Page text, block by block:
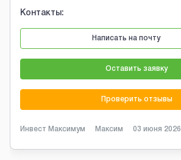
Контакты:
Написать на почту
Оставить заявку
Проверить отзывы
Инвест Максимум Максим 03 июня 2026